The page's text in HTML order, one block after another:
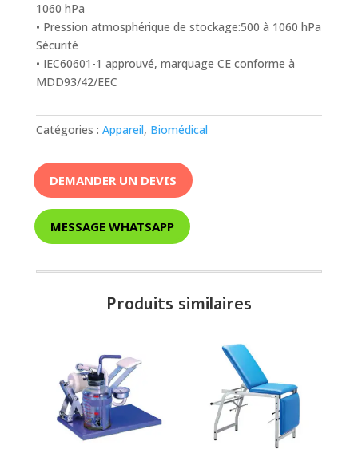
1060 hPa
• Pression atmosphérique de stockage:500 à 1060 hPa
Sécurité
• IEC60601-1 approuvé, marquage CE conforme à
MDD93/42/EEC
Catégories : Appareil, Biomédical
DEMANDER UN DEVIS
MESSAGE WHATSAPP
Produits similaires